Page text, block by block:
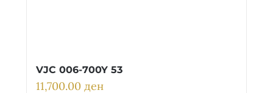
VJC 006-700Y 53
11,700.00 ден